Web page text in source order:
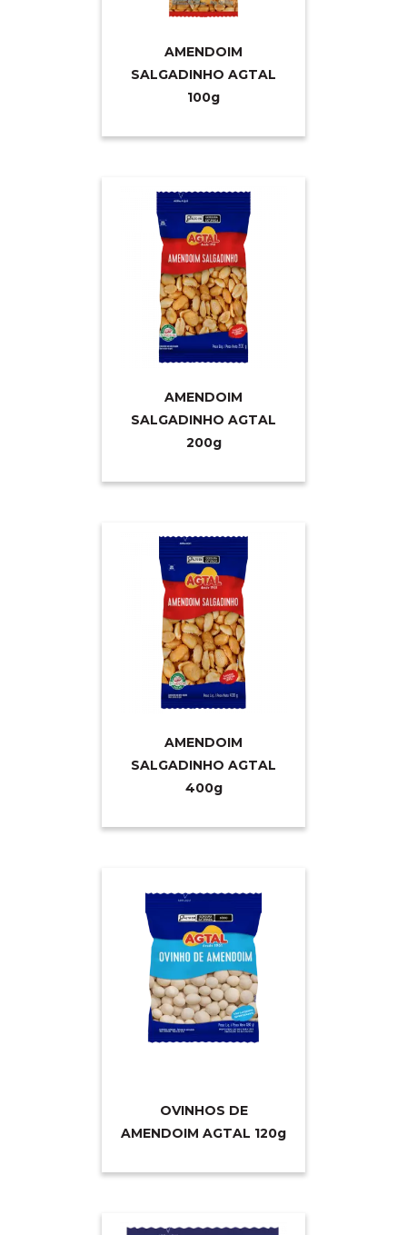
AMENDOIM
SALGADINHO AGTAL
100g
AMENDOIM
SALGADINHO AGTAL
200g
AMENDOIM
SALGADINHO AGTAL
400g
OVINHOS DE
AMENDOIM AGTAL 120g